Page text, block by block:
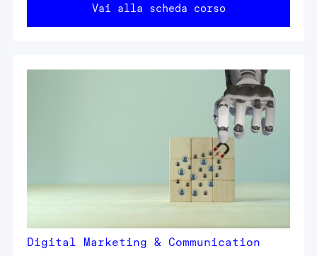
Vai alla scheda corso
Digital Marketing & Communication